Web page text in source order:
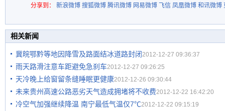
分享到： 新浪微博 搜狐微博 腾讯微博 网易微博 飞信 凤凰微博 和讯微博
相关新闻
冀皖鄂黔等地因降雪及路面结冰道路封闭2012-12-27 09:36:37
雨天路滑注意车距避免急刹车2012-12-27 09:26:25
天冷晚上给窗留条缝睡眠更健康2012-12-26 09:30:44
未来贵州高速公路恶劣天气造成拥堵将不收费2012-12-22 16:42:20
冷空气加强继续降温 南宁最低气温仅7℃2012-12-22 09:15:19